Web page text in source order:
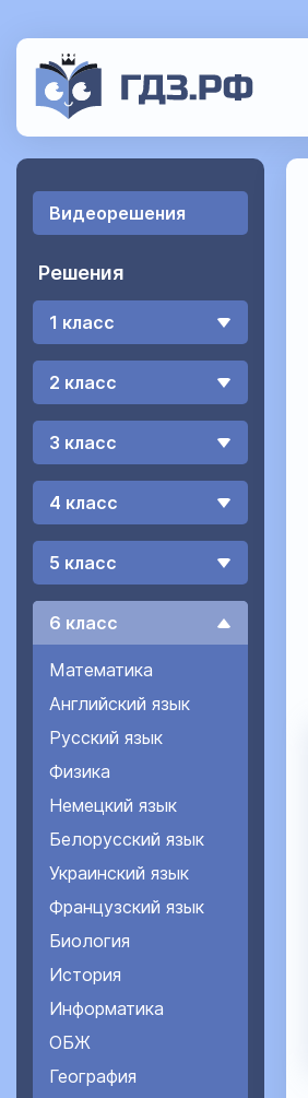
Видеорешения
Решения
1 класс
2 класс
3 класс
4 класс
5 класс
6 класс
Математика
Английский язык
Русский язык
Физика
Немецкий язык
Белорусский язык
Украинский язык
Французский язык
Биология
История
Информатика
ОБЖ
География